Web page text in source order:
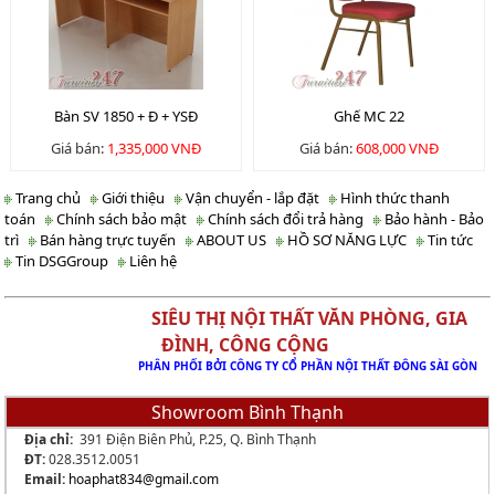
Bàn SV 1850 + Đ + YSĐ
Giá bán: 1,335,000 VNĐ
Ghế MC 22
Giá bán:608,000 VNĐ
Trang chủ Giới thiệu Vận chuyển - lắp đặt
Hình thức thanh
toán
Chính sách bảo mật Chính sách đổi trả hàng
Bảo hành - Bảo
trì
Bán hàng trực tuyến ABOUT US HỒ SƠ NĂNG LỰC
Tin tức
Tin DSGGroup
Liên hệ
SIÊU THỊ NỘI THẤT VĂN PHÒNG, GIA
ĐÌNH, CÔNG CỘNG
PHÂN PHỐI BỞI CÔNG TY CỔ PHẦN NỘI THẤT ĐÔNG SÀI GÒN
Showroom Bình Thạnh
Địa chỉ:391 Điện Biên Phủ, P.25, Q. Bình Thạnh
ĐT:028.3512.0051
Email: hoaphat834@gmail.com